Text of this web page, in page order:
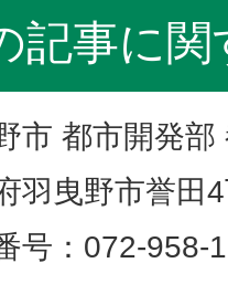
記事に
市 都市開発部
羽曳野市誉田
号：072-958-